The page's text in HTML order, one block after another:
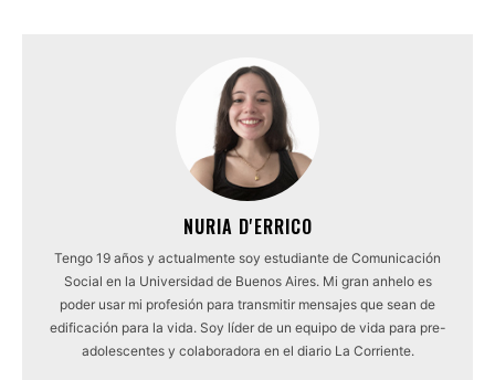
NURIA D'ERRICO
Tengo 19 años y actualmente soy estudiante de Comunicación
Social en la Universidad de Buenos Aires. Mi gran anhelo es
poder usar mi profesión para transmitir mensajes que sean de
edificación para la vida. Soy líder de un equipo de vida para pre-
adolescentes y colaboradora en el diario La Corriente.